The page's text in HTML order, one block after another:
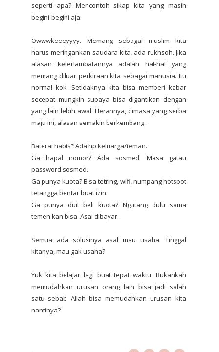
seperti apa? Mencontoh sikap kita yang masih
begini-begini aja.
Owwwkeeeyyyy. Memang sebagai muslim kita
harus meringankan saudara kita, ada rukhsoh. Jika
alasan keterlambatannya adalah hal-hal yang
memang diluar perkiraan kita sebagai manusia. Itu
normal kok. Setidaknya kita bisa memberi kabar
secepat mungkin supaya bisa digantikan dengan
yang lain lebih awal. Herannya, dimasa yang serba
maju ini, alasan semakin berkembang.
Baterai habis? Ada hp keluarga/teman.
Ga hapal nomor? Ada sosmed. Masa gatau
password sosmed.
Ga punya kuota? Bisa tetring, wifi, numpang hotspot
tetangga bentar buat izin.
Ga punya duit beli kuota? Ngutang dulu sama
temen kan bisa. Asal dibayar.
Semua ada solusinya asal mau usaha. Tinggal
kitanya, mau gak usaha?
Yuk kita belajar lagi buat tepat waktu. Bukankah
memudahkan urusan orang lain bisa jadi salah
satu sebab Allah bisa memudahkan urusan kita
nantinya?